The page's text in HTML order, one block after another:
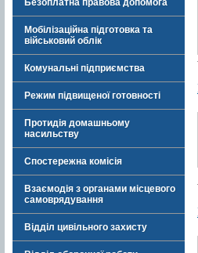
Безоплатна правова допомога
Мобілізаційна підготовка та
військовий облік
Комунальні підприємства
Режим підвищеної готовності
Протидія домашньому
насильству
Спостережна комісія
Взаємодія з органами місцевого
самоврядування
Відділ цивільного захисту